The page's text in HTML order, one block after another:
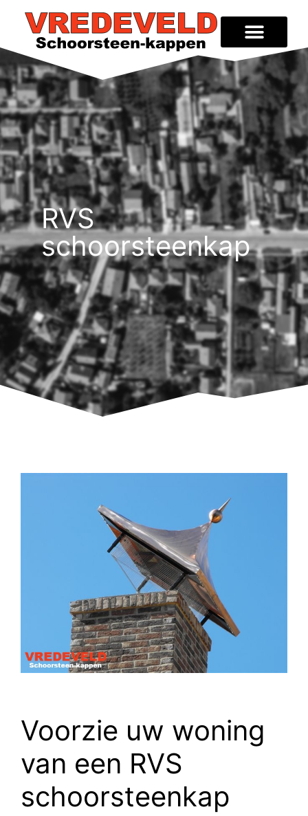
RVS
schoorsteenkap
Voorzie uw woning
van een RVS
schoorsteenkap